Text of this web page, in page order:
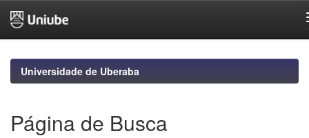
navigationUniversidade de Uberaba
Página de Busca